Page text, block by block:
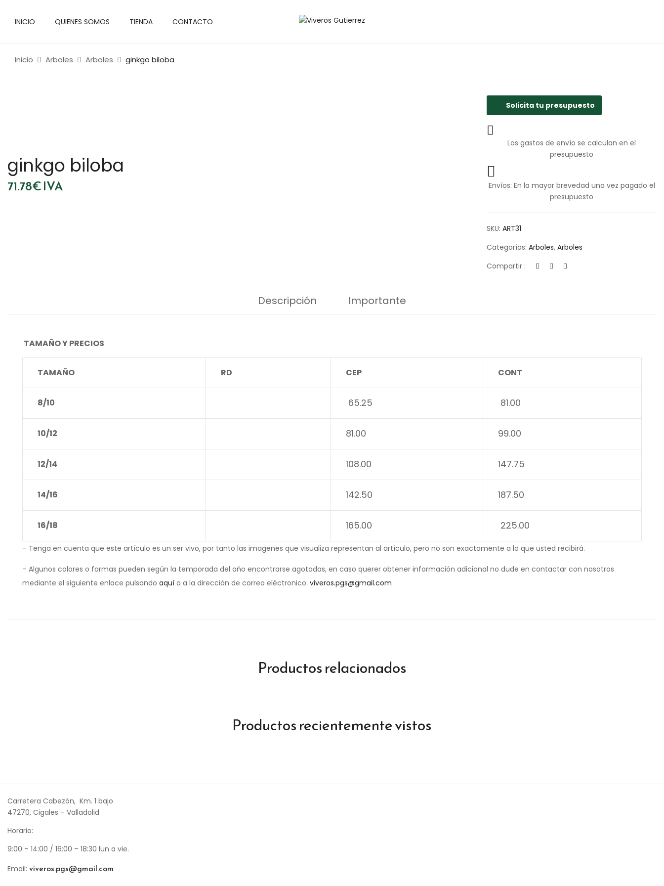
INICIO QUIENES SOMOS TIENDA CONTACTO
Inicio Arboles Arboles ginkgo biloba
ginkgo biloba
71.78€IVA
Solicita tu presupuesto
Los gastos de envío se calculan en el
presupuesto
Envíos: En la mayor brevedad una vez pagado el
presupuesto
SKU:ART31
Categorías:Arboles,Arboles
Compartir :
Descripción Importante
TAMAÑO Y PRECIOS
TAMAÑO RD CEP CONT
8/10 65.25 81.00
10/12 81.00 99.00
12/14 108.00 147.75
14/16 142.50 187.50
16/18 165.00 225.00
– Tenga en cuenta que este artículo es un ser vivo, por tanto las imagenes que visualiza representan al artículo, pero no son exactamente a lo que usted recibirá.
– Algunos colores o formas pueden según la temporada del año encontrarse agotadas, en caso querer obtener información adicional no dude en contactar con nosotros
mediante el siguiente enlace pulsando aquí o a la dirección de correo eléctronico: viveros.pgs@gmail.com
Productos relacionados
Productos recientemente vistos
Carretera Cabezón, Km. 1 bajo
47270, Cigales – Valladolid
Horario:
9:00 – 14:00 / 16:00 – 18:30 lun a vie.
Email: viveros.pgs@gmail.com